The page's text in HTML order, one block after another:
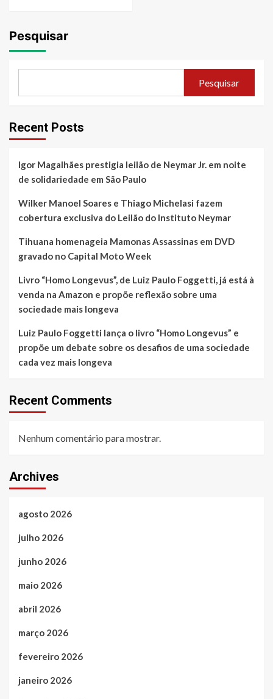
Pesquisar
Pesquisar
Recent Posts
Igor Magalhães prestigia leilão de Neymar Jr. em noite
de solidariedade em São Paulo
Wilker Manoel Soares e Thiago Michelasi fazem
cobertura exclusiva do Leilão do Instituto Neymar
Tihuana homenageia Mamonas Assassinas em DVD
gravado no Capital Moto Week
Livro “Homo Longevus”, de Luiz Paulo Foggetti, já está à
venda na Amazon e propõe reflexão sobre uma
sociedade mais longeva
Luiz Paulo Foggetti lança o livro “Homo Longevus” e
propõe um debate sobre os desafios de uma sociedade
cada vez mais longeva
Recent Comments
Nenhum comentário para mostrar.
Archives
agosto 2026
julho 2026
junho 2026
maio 2026
abril 2026
março 2026
fevereiro 2026
janeiro 2026